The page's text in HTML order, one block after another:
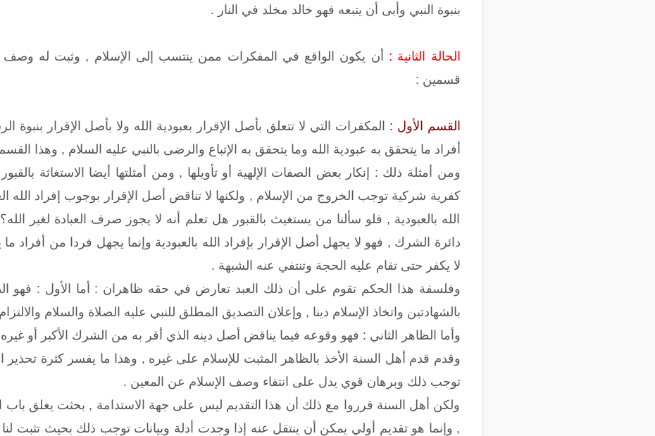
بنبوة النبي وأبى أن يتبعه فهو خالد مخلد في النار .
الحالة الثانية : أن يكون الواقع في المفكرات ممن ينتسب إلى الإسلام , وثبت له وصف
قسمين :
القسم الأول : المكفرات التي لا تتعلق بأصل الإقرار بعبودية الله ولا بأصل الإقرار
أفراد ما يتحقق به عبودية الله وما يتحقق به الإتباع والرضى بالنبي عليه السلام , وهذا
ومن أمثلة ذلك : إنكار بعض الصفات الإلهية أو تأويلها , ومن أمثلتها أيضا الاستغاثة
كفرية شركية توجب الخروج من الإسلام , ولكنها لا تناقض أصل الإقرار بوجوب إفراد الله
الله بالعبودية , فلو سألنا من يستغيث بالقبور هل تعلم أنه لا يجوز صرف العبادة لغير
دائرة الشرك , فهو لا يجهل أصل الإقرار بإفراد الله بالعبودية وإنما يجهل فردا من
لا يكفر حتى تقام عليه الحجة وتنتفي عنه الشبهة .
وفلسفة هذا الحكم تقوم على أن ذلك العبد تعارض في حقه ظاهران : أما الأول : فهو
بالشهادتين واتخاذ الإسلام دينا , وإعلان التصديق المطلق للنبي عليه الصلاة والسلام
وأما الظاهر الثاني : فهو وقوعه فيما يناقض أصل دينه الذي أقر به من الشرك الأكبر أو
وقدم قدم أهل السنة الأخذ بالظاهر المثبت للإسلام على غيره , وهذا ما يفسر كثرة تحذير
توجب ذلك وبرهان قوي يدل على انتفاء وصف الإسلام عن المعين .
ولكن أهل السنة قرروا مع ذلك أن هذا التقديم ليس على جهة الاستدامة , بحثت يغلق باب
, وإنما هو تقديم أولي يمكن أن ينتقل عنه إذا وجدت أدلة وبيانات توجب ذلك بحيث تثبت